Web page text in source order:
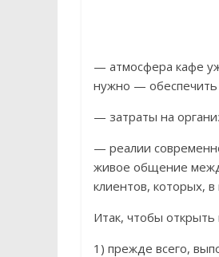
— атмосфера кафе
нужно — обеспечить
— затраты на
— реалии
живое общение
клиентов, которых,
Итак, чтобы
1) прежде всего,